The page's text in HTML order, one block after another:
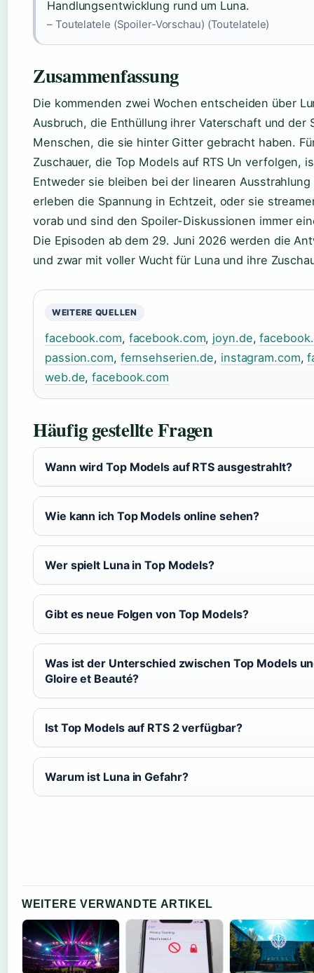
Handlungsentwicklung rund um Luna.
– Toutelatele (Spoiler-Vorschau) (Toutelatele)
Zusammenfassung
Die kommenden zwei Wochen entscheiden über
Ausbruch, die Enthüllung ihrer Vaterschaft und der
Menschen, die sie hinter Gitter gebracht haben.
Zuschauer, die Top Models auf RTS Un verfolgen,
Entweder sie bleiben bei der linearen Ausstrahlung
erleben die Spannung in Echtzeit, oder sie
vorab und sind den Spoiler-Diskussionen immer
Die Episoden ab dem 29. Juni 2026 werden die
und zwar mit voller Wucht für Luna und ihre
WEITERE QUELLEN
facebook.com, facebook.com, joyn.de,
passion.com, fernsehserien.de, instagram.com,
web.de,facebook.com
Häufig gestellte Fragen
Wann wird Top Models auf RTS ausgestrahlt?
Wie kann ich Top Models online sehen?
Wer spielt Luna in Top Models?
Gibt es neue Folgen von Top Models?
Was ist der Unterschied zwischen Top Models
Gloire et Beauté?
Ist Top Models auf RTS 2 verfügbar?
Warum ist Luna in Gefahr?
WEITERE VERWANDTE ARTIKEL